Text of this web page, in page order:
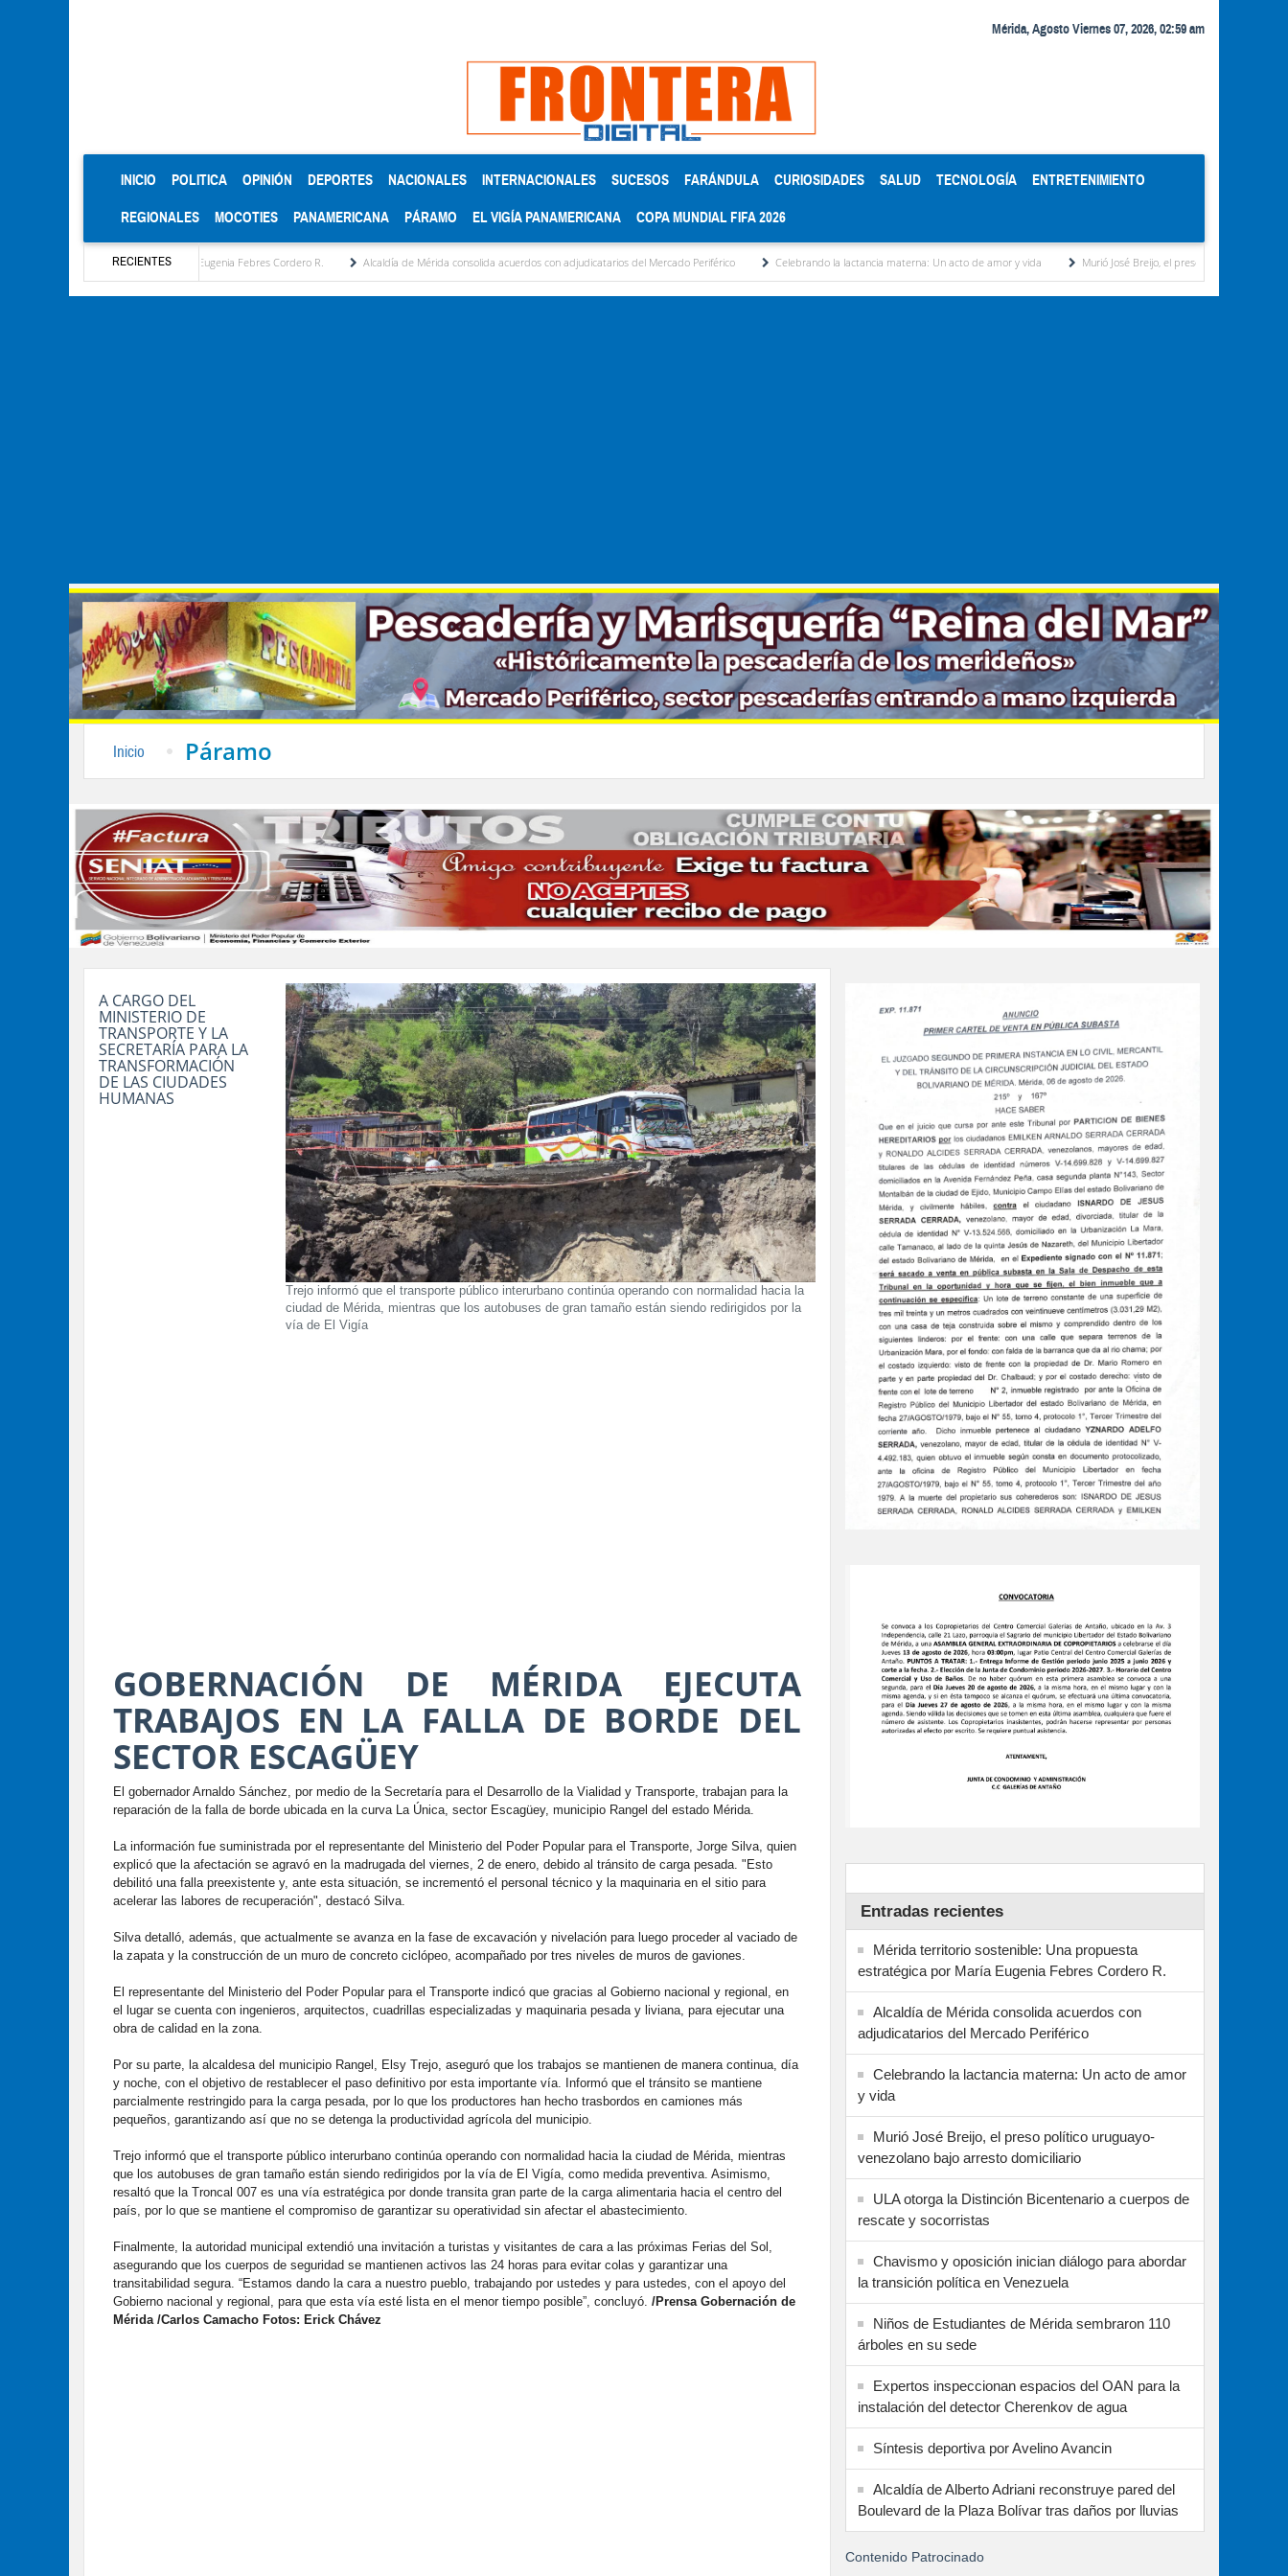
Mérida, Agosto Viernes 07, 2026, 02:59 am
INICIO (CURRENT)
POLITICA OPINIÓN DEPORTES NACIONALES INTERNACIONALES SUCESOS FARÁNDULA CURIOSIDADES SALUD TECNOLOGÍA ENTRETENIMIENTO
REGIONALES MOCOTIES PANAMERICANA PÁRAMO EL VIGÍA PANAMERICANA COPA MUNDIAL FIFA 2026
RECIENTES
estratégica por María Eugenia Febres Cordero R. Alcaldía de Mérida consolida acuerdos con adjudicatarios del Mercado Periférico Celebrando la lactancia materna: Un acto de amor y vida Murió José Breijo, el preso político uruguayo-venezolano
Inicio Páramo
Trejo informó que el transporte público interurbano continúa operando con normalidad hacia la
ciudad de Mérida, mientras que los autobuses de gran tamaño están siendo redirigidos por la
vía de El Vigía
A CARGO DEL
MINISTERIO DE
TRANSPORTE Y LA
SECRETARÍA PARA LA
TRANSFORMACIÓN
DE LAS CIUDADES
HUMANAS
GOBERNACIÓN DE MÉRIDA EJECUTA
TRABAJOS EN LA FALLA DE BORDE DEL
SECTOR ESCAGÜEY
El gobernador Arnaldo Sánchez, por medio de la Secretaría para el Desarrollo de la Vialidad y Transporte, trabajan para la
reparación de la falla de borde ubicada en la curva La Única, sector Escagüey, municipio Rangel del estado Mérida.
La información fue suministrada por el representante del Ministerio del Poder Popular para el Transporte, Jorge Silva, quien
explicó que la afectación se agravó en la madrugada del viernes, 2 de enero, debido al tránsito de carga pesada. "Esto
debilitó una falla preexistente y, ante esta situación, se incrementó el personal técnico y la maquinaria en el sitio para
acelerar las labores de recuperación", destacó Silva.
Silva detalló, además, que actualmente se avanza en la fase de excavación y nivelación para luego proceder al vaciado de
la zapata y la construcción de un muro de concreto ciclópeo, acompañado por tres niveles de muros de gaviones.
El representante del Ministerio del Poder Popular para el Transporte indicó que gracias al Gobierno nacional y regional, en
el lugar se cuenta con ingenieros, arquitectos, cuadrillas especializadas y maquinaria pesada y liviana, para ejecutar una
obra de calidad en la zona.
Por su parte, la alcaldesa del municipio Rangel, Elsy Trejo, aseguró que los trabajos se mantienen de manera continua, día
y noche, con el objetivo de restablecer el paso definitivo por esta importante vía. Informó que el tránsito se mantiene
parcialmente restringido para la carga pesada, por lo que los productores han hecho trasbordos en camiones más
pequeños, garantizando así que no se detenga la productividad agrícola del municipio.
Trejo informó que el transporte público interurbano continúa operando con normalidad hacia la ciudad de Mérida, mientras
que los autobuses de gran tamaño están siendo redirigidos por la vía de El Vigía, como medida preventiva. Asimismo,
resaltó que la Troncal 007 es una vía estratégica por donde transita gran parte de la carga alimentaria hacia el centro del
país, por lo que se mantiene el compromiso de garantizar su operatividad sin afectar el abastecimiento.
Finalmente, la autoridad municipal extendió una invitación a turistas y visitantes de cara a las próximas Ferias del Sol,
asegurando que los cuerpos de seguridad se mantienen activos las 24 horas para evitar colas y garantizar una
transitabilidad segura. “Estamos dando la cara a nuestro pueblo, trabajando por ustedes y para ustedes, con el apoyo del
Gobierno nacional y regional, para que esta vía esté lista en el menor tiempo posible”, concluyó. /Prensa Gobernación de
Mérida /Carlos Camacho Fotos: Erick Chávez
Entradas recientes
Mérida territorio sostenible: Una propuesta
estratégica por María Eugenia Febres Cordero R.
Alcaldía de Mérida consolida acuerdos con
adjudicatarios del Mercado Periférico
Celebrando la lactancia materna: Un acto de amor
y vida
Murió José Breijo, el preso político uruguayo-
venezolano bajo arresto domiciliario
ULA otorga la Distinción Bicentenario a cuerpos de
rescate y socorristas
Chavismo y oposición inician diálogo para abordar
la transición política en Venezuela
Niños de Estudiantes de Mérida sembraron 110
árboles en su sede
Expertos inspeccionan espacios del OAN para la
instalación del detector Cherenkov de agua
Síntesis deportiva por Avelino Avancin
Alcaldía de Alberto Adriani reconstruye pared del
Boulevard de la Plaza Bolívar tras daños por lluvias
Contenido Patrocinado